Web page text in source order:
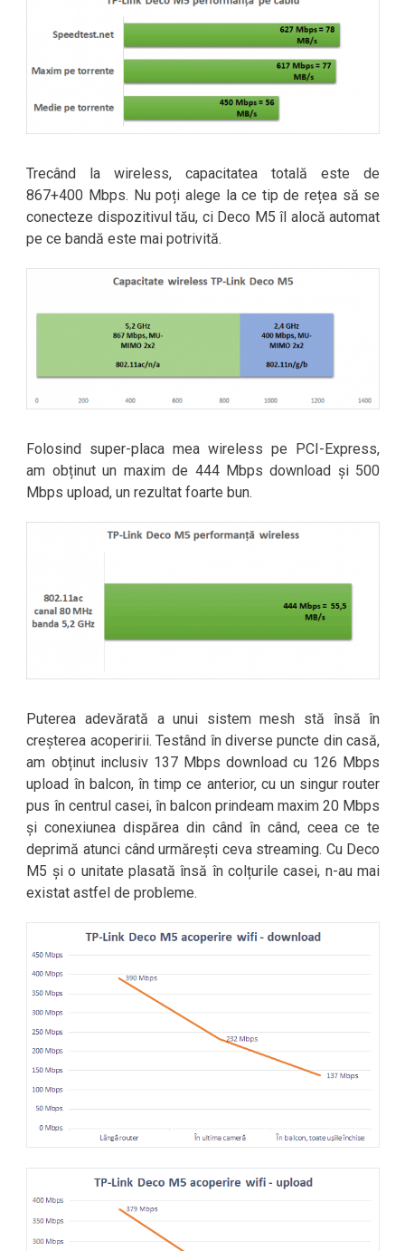
Trecând la wireless, capacitatea totală este de
867+400 Mbps. Nu poți alege la ce tip de rețea să se
conecteze dispozitivul tău, ci Deco M5 îl alocă automat
pe ce bandă este mai potrivită.
Folosind super-placa mea wireless pe PCI-Express,
am obținut un maxim de 444 Mbps download și 500
Mbps upload, un rezultat foarte bun.
Puterea adevărată a unui sistem mesh stă însă în
creșterea acoperirii. Testând în diverse puncte din casă,
am obținut inclusiv 137 Mbps download cu 126 Mbps
upload în balcon, în timp ce anterior, cu un singur router
pus în centrul casei, în balcon prindeam maxim 20 Mbps
și conexiunea dispărea din când în când, ceea ce te
deprimă atunci când urmărești ceva streaming. Cu Deco
M5 și o unitate plasată însă în colțurile casei, n-au mai
existat astfel de probleme.